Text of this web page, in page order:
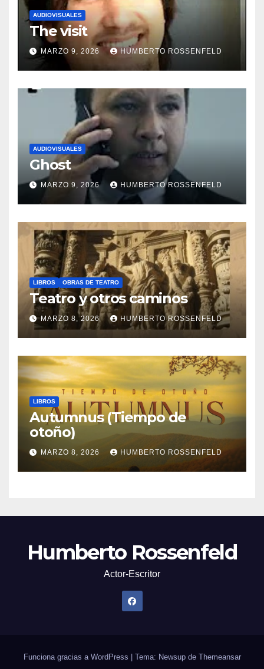
AUDIOVISUALES
The visit
MARZO 9, 2026 HUMBERTO ROSSENFELD
AUDIOVISUALES
Ghost
MARZO 9, 2026 HUMBERTO ROSSENFELD
LIBROS OBRAS DE TEATRO
Teatro y otros caminos
MARZO 8, 2026 HUMBERTO ROSSENFELD
LIBROS
Autumnus (Tiempo de
otoño)
MARZO 8, 2026 HUMBERTO ROSSENFELD
Humberto Rossenfeld
Actor-Escritor
Funciona gracias a WordPress Tema: Newsup de Themeansar